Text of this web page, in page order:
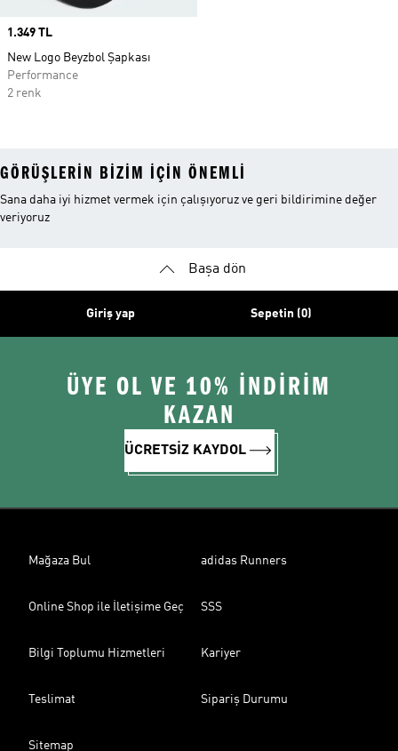
Price
1.349 TL
New Logo Beyzbol Şapkası
Performance
2 renk
GÖRÜŞLERIN BIZIM IÇIN ÖNEMLI
Sana daha iyi hizmet vermek için çalışıyoruz ve geri bildirimine değer
veriyoruz
Başa dön
Giriş yap Sepetin (0)
ÜYE OL VE 10% İNDİRİM
KAZAN
ÜCRETSİZ KAYDOL
Mağaza Bul adidas Runners
Online Shop ile İletişime Geç SSS
Bilgi Toplumu Hizmetleri Kariyer
Teslimat Sipariş Durumu
Sitemap